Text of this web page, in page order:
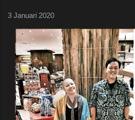
3 Januari 2020